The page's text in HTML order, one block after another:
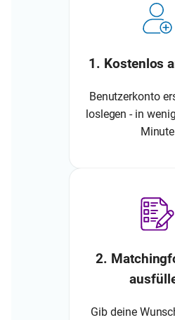
1. Kostenlos
Benutzerkonto
loslegen - in
Minute
2.
Gib deine